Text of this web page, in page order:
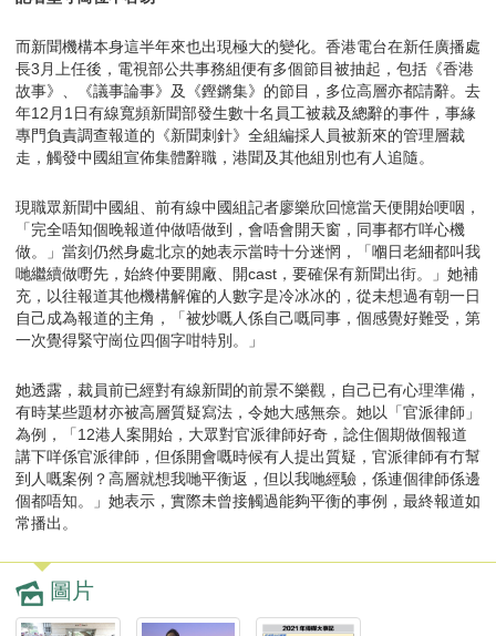
而新聞機構本身這半年來也出現極大的變化。香港電台在新任廣播處
長3月上任後，電視部公共事務組便有多個節目被抽起，包括《香港
故事》、《議事論事》及《鏗鏘集》的節目，多位高層亦都請辭。去
年12月1日有線寬頻新聞部發生數十名員工被裁及總辭的事件，事緣
專門負責調查報道的《新聞刺針》全組編採人員被新來的管理層裁
走，觸發中國組宣佈集體辭職，港聞及其他組別也有人追隨。
現職眾新聞中國組、前有線中國組記者廖樂欣回憶當天便開始哽咽，
「完全唔知個晚報道仲做唔做到，會唔會開天窗，同事都冇咩心機
做。」當刻仍然身處北京的她表示當時十分迷惘，「嗰日老細都叫我
哋繼續做嘢先，始終仲要開廠、開cast，要確保有新聞出街。」她補
充，以往報道其他機構解僱的人數字是冷冰冰的，從未想過有朝一日
自己成為報道的主角，「被炒嘅人係自己嘅同事，個感覺好難受，第
一次覺得緊守崗位四個字咁特別。」
她透露，裁員前已經對有線新聞的前景不樂觀，自己已有心理準備，
有時某些題材亦被高層質疑寫法，令她大感無奈。她以「官派律師」
為例，「12港人案開始，大眾對官派律師好奇，諗住個期做個報道
講下咩係官派律師，但係開會嘅時候有人提出質疑，官派律師有冇幫
到人嘅案例？高層就想我哋平衡返，但以我哋經驗，係連個律師係邊
個都唔知。」她表示，實際未曾接觸過能夠平衡的事例，最終報道如
常播出。
圖片